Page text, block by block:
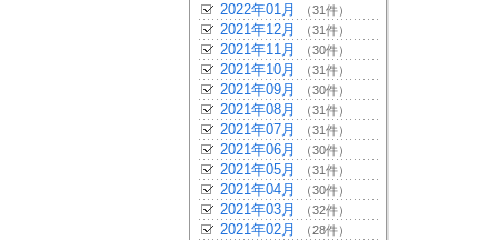
2022年01月 （31件）
2021年12月 （31件）
2021年11月 （30件）
2021年10月 （31件）
2021年09月 （30件）
2021年08月 （31件）
2021年07月 （31件）
2021年06月 （30件）
2021年05月 （31件）
2021年04月 （30件）
2021年03月 （32件）
2021年02月 （28件）